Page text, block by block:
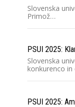
Slovenska
Primož…
PSUI 2025:
Slovenska
konkurenco
PSUI 2025: